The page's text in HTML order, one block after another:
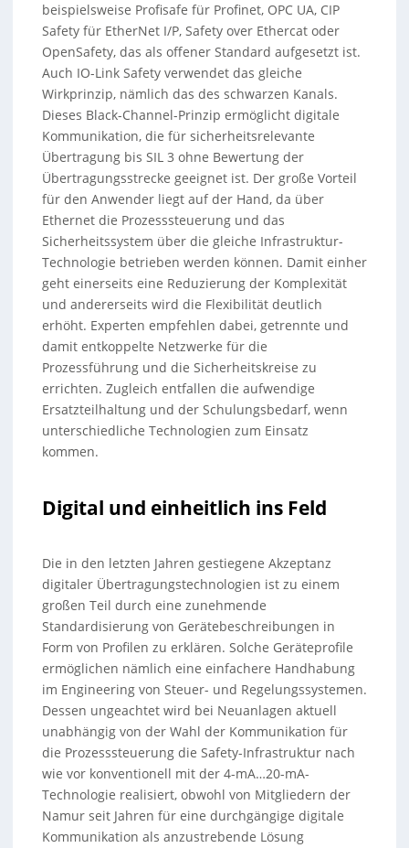
beispielsweise Profisafe für Profinet, OPC UA, CIP
Safety für EtherNet I/P, Safety over Ethercat oder
OpenSafety, das als offener Standard aufgesetzt ist.
Auch IO-Link Safety verwendet das gleiche
Wirkprinzip, nämlich das des schwarzen Kanals.
Dieses Black-Channel-Prinzip ermöglicht digitale
Kommunikation, die für sicherheitsrelevante
Übertragung bis SIL 3 ohne Bewertung der
Übertragungsstrecke geeignet ist. Der große Vorteil
für den Anwender liegt auf der Hand, da über
Ethernet die Prozesssteuerung und das
Sicherheitssystem über die gleiche Infrastruktur-
Technologie betrieben werden können. Damit einher
geht einerseits eine Reduzierung der Komplexität
und andererseits wird die Flexibilität deutlich
erhöht. Experten empfehlen dabei, getrennte und
damit entkoppelte Netzwerke für die
Prozessführung und die Sicherheitskreise zu
errichten. Zugleich entfallen die aufwendige
Ersatzteilhaltung und der Schulungsbedarf, wenn
unterschiedliche Technologien zum Einsatz
kommen.
Digital und einheitlich ins Feld
Die in den letzten Jahren gestiegene Akzeptanz
digitaler Übertragungstechnologien ist zu einem
großen Teil durch eine zunehmende
Standardisierung von Gerätebeschreibungen in
Form von Profilen zu erklären. Solche Geräteprofile
ermöglichen nämlich eine einfachere Handhabung
im Engineering von Steuer- und Regelungssystemen.
Dessen ungeachtet wird bei Neuanlagen aktuell
unabhängig von der Wahl der Kommunikation für
die Prozesssteuerung die Safety-Infrastruktur nach
wie vor konventionell mit der 4-mA…20-mA-
Technologie realisiert, obwohl von Mitgliedern der
Namur seit Jahren für eine durchgängige digitale
Kommunikation als anzustrebende Lösung